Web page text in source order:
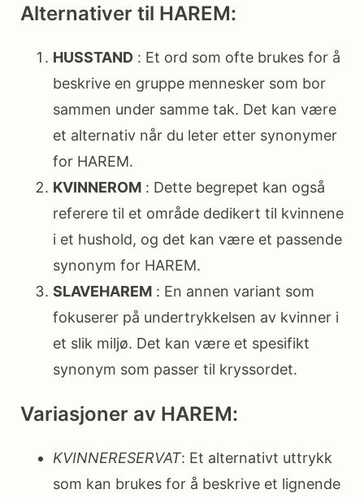
Alternativer til HAREM:
HUSSTAND : Et ord som ofte brukes for å
beskrive en gruppe mennesker som bor
sammen under samme tak. Det kan være
et alternativ når du leter etter synonymer
for HAREM.
KVINNEROM : Dette begrepet kan også
referere til et område dedikert til kvinnene
i et hushold, og det kan være et passende
synonym for HAREM.
SLAVEHAREM : En annen variant som
fokuserer på undertrykkelsen av kvinner i
et slik miljø. Det kan være et spesifikt
synonym som passer til kryssordet.
Variasjoner av HAREM:
KVINNERESERVAT: Et alternativt uttrykk
som kan brukes for å beskrive et lignende